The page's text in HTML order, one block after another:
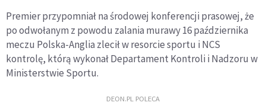
Premier przypomniał na środowej konferencji prasowej, że
po odwołanym z powodu zalania murawy 16 października
meczu Polska-Anglia zlecił w resorcie sportu i NCS
kontrolę, którą wykonał Departament Kontroli i Nadzoru w
Ministerstwie Sportu.
DEON.PL POLECA